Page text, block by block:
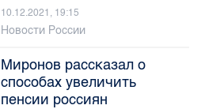
10.12.2021, 19:15
Новости России
Миронов рассказал о
способах увеличить
пенсии россиян